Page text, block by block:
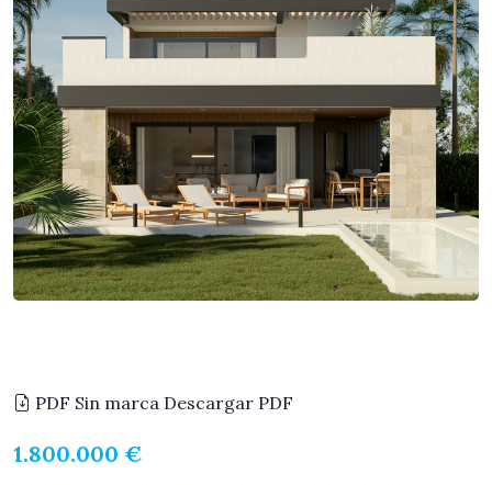
PDF Sin marca Descargar PDF
1.800.000 €